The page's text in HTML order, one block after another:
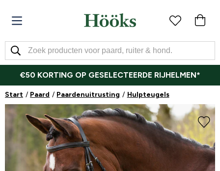
€50 KORTING OP GESELECTEERDE RIJHELMEN*
Start Paard Paardenuitrusting Hulpteugels